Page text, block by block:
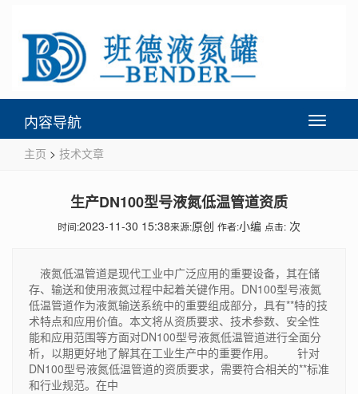
Toggle
内容导航
主页 > 技术文章
生产DN100型号液氮低温管道资质
时间:2023-11-30 15:38来源:原创 作者:小编 点击: 次
液氮低温管道是现代工业中广泛应用的重要设备，其在储
存、输送和使用液氮过程中起着关键作用。DN100型号液氮
低温管道作为液氮输送系统中的重要组成部分，具有**特的技
术特点和应用价值。本文将从资质要求、技术参数、安全性
能和应用范围等方面对DN100型号液氮低温管道进行全面分
析，以期更好地了解其在工业生产中的重要作用。 针对
DN100型号液氮低温管道的资质要求，需要符合相关的**标准
和行业规范。在中